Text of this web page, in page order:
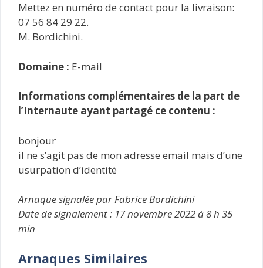
Mettez en numéro de contact pour la livraison:
07 56 84 29 22.
M. Bordichini.
Domaine : E-mail
Informations complémentaires de la part de
l’Internaute ayant partagé ce contenu :
bonjour
il ne s’agit pas de mon adresse email mais d’une
usurpation d’identité
Arnaque signalée par Fabrice Bordichini
Date de signalement : 17 novembre 2022 à 8 h 35
min
Arnaques Similaires